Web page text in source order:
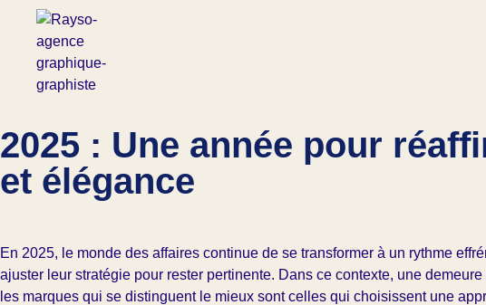
2025 : Une année pour
et élégance
En 2025, le monde des affaires continue de se transformer à un rythme
ajuster leur stratégie pour rester pertinente. Dans ce contexte, une
les marques qui se distinguent le mieux sont celles qui choisissent une